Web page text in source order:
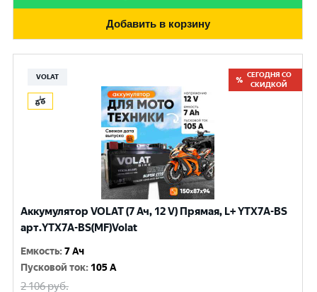
Добавить в корзину
VOLAT
СЕГОДНЯ СО
СКИДКОЙ
Аккумулятор VOLAT (7 Ач, 12 V) Прямая, L+ YTX7A-BS
арт.YTX7A-BS(MF)Volat
Емкость:7 Ач
Пусковой ток: 105 A
2 106руб.